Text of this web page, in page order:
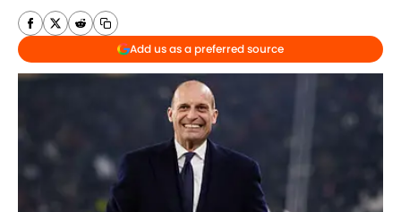
Add us as a preferred source